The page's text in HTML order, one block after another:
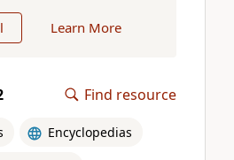
Learn More
Find resource
Encyclopedias